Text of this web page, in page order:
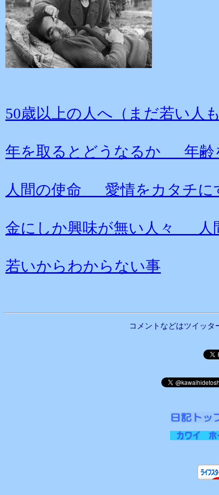
50歳以上の人へ（まだ若い
年を取るとどうなるか 年齢
人間の使命 愛情をカタチに
金にしか興味が無い人々 人
若いからわからない事
コメントなどはツイッタ